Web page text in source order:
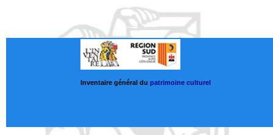
Inventaire général du patrimoine culturel